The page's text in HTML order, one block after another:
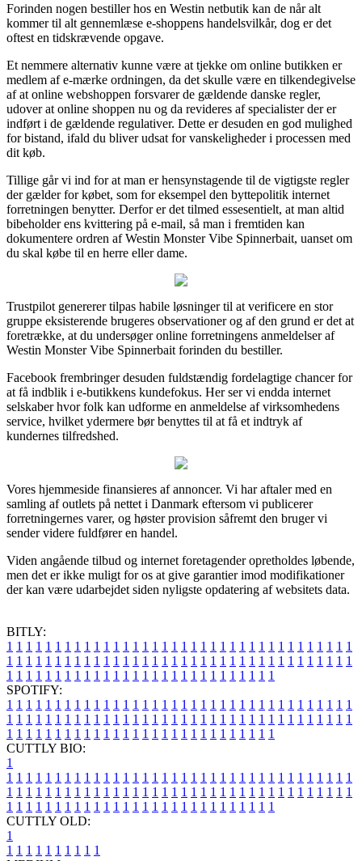
Forinden nogen bestiller hos en Westin netbutik kan de når alt
kommer til alt gennemlæse e-shoppens handelsvilkår, dog er det
oftest en tidskrævende opgave.
Et nemmere alternativ kunne være at tjekke om online butikken er
medlem af e-mærke ordningen, da det skulle være en tilkendegivelse
af at online webshoppen forsvarer de gældende danske regler,
udover at online shoppen nu og da revideres af specialister der er
indført i de gældende regulativer. Dette er desuden en god mulighed
for bistand, ifald du bliver udsat for vanskeligheder i processen med
dit køb.
Tillige går vi ind for at man er hensynstagende til de vigtigste regler
der gælder for købet, som for eksempel den byttepolitik internet
forretningen benytter. Derfor er det tilmed essesentielt, at man altid
bibeholder ens kvittering på e-mail, så man i fremtiden kan
dokumentere ordren af Westin Monster Vibe Spinnerbait, uanset om
du skal købe til en herre eller dame.
Trustpilot genererer tilpas habile løsninger til at verificere en stor
gruppe eksisterende brugeres observationer og af den grund er det at
foretrække, at du undersøger online forretningens anmeldelser af
Westin Monster Vibe Spinnerbait forinden du bestiller.
Facebook frembringer desuden fuldstændig fordelagtige chancer for
at få indblik i e-butikkens kundefokus. Her ser vi endda internet
selskaber hvor folk kan udforme en anmeldelse af virksomhedens
service, hvilket ydermere bør benyttes til at få et indtryk af
kundernes tilfredshed.
Vores hjemmeside finansieres af annoncer. Vi har aftaler med en
samling af outlets på nettet i Danmark eftersom vi publicerer
forretningernes varer, og høster provision såfremt den bruger vi
sender videre fuldfører en handel.
Viden angående tilbud og internet foretagender opretholdes løbende,
men det er ikke muligt for os at give garantier imod modifikationer
der kan være udarbejdet siden nyligste opdatering af websitets data.
BITLY:
1 1 1 1 1 1 1 1 1 1 1 1 1 1 1 1 1 1 1 1 1 1 1 1 1 1 1 1 1 1 1 1 1 1 1 1
1 1 1 1 1 1 1 1 1 1 1 1 1 1 1 1 1 1 1 1 1 1 1 1 1 1 1 1 1 1 1 1 1 1 1 1
1 1 1 1 1 1 1 1 1 1 1 1 1 1 1 1 1 1 1 1 1 1 1 1 1 1 1 1
SPOTIFY:
1 1 1 1 1 1 1 1 1 1 1 1 1 1 1 1 1 1 1 1 1 1 1 1 1 1 1 1 1 1 1 1 1 1 1 1
1 1 1 1 1 1 1 1 1 1 1 1 1 1 1 1 1 1 1 1 1 1 1 1 1 1 1 1 1 1 1 1 1 1 1 1
1 1 1 1 1 1 1 1 1 1 1 1 1 1 1 1 1 1 1 1 1 1 1 1 1 1 1 1
CUTTLY BIO:
1
1 1 1 1 1 1 1 1 1 1 1 1 1 1 1 1 1 1 1 1 1 1 1 1 1 1 1 1 1 1 1 1 1 1 1 1
1 1 1 1 1 1 1 1 1 1 1 1 1 1 1 1 1 1 1 1 1 1 1 1 1 1 1 1 1 1 1 1 1 1 1 1
1 1 1 1 1 1 1 1 1 1 1 1 1 1 1 1 1 1 1 1 1 1 1 1 1 1 1 1
CUTTLY OLD:
1
1 1 1 1 1 1 1 1 1 1